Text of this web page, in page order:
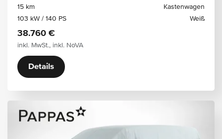
15 km
Kastenwagen
103 kW / 140 PS
Weiß
38.760 €
inkl. MwSt., inkl. NoVA
Details